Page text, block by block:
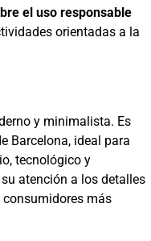
el uso responsable
orientadas a la
y minimalista. Es
Barcelona, ideal para
tecnológico y
atención a los detalles
consumidores más